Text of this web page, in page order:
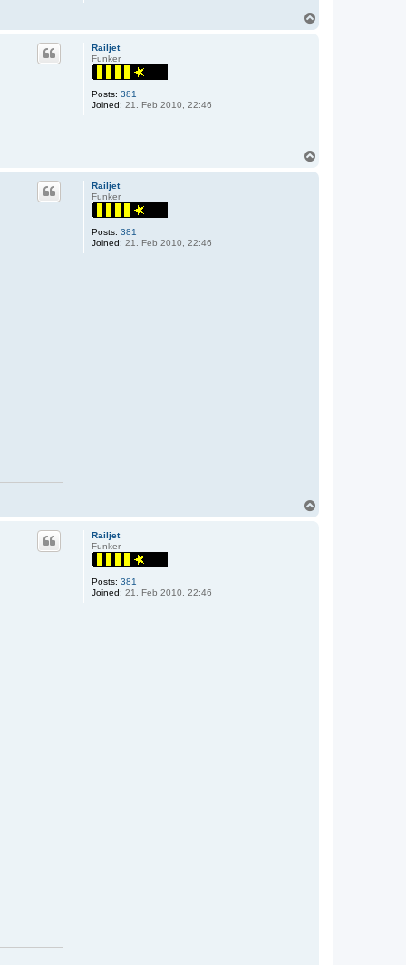
Railjet
Funker
Posts: 381
Joined: 21. Feb 2010, 22:46
Railjet
Funker
Posts: 381
Joined: 21. Feb 2010, 22:46
Railjet
Funker
Posts: 381
Joined: 21. Feb 2010, 22:46